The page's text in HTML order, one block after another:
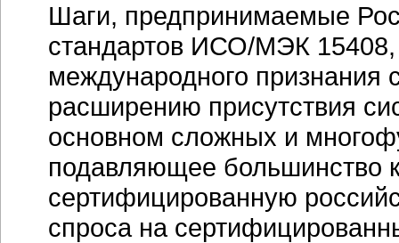
Шаги, предпринимаемые
стандартов ИСО/МЭК 15408,
международного признания
расширению присутствия
основном сложных и
подавляющее большинство
сертифицированную
спроса на